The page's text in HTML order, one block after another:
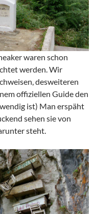
waren schon
werden. Wir
desweiteren
offiziellen Guide den
ist) Man erspäht
sehen sie von
steht.